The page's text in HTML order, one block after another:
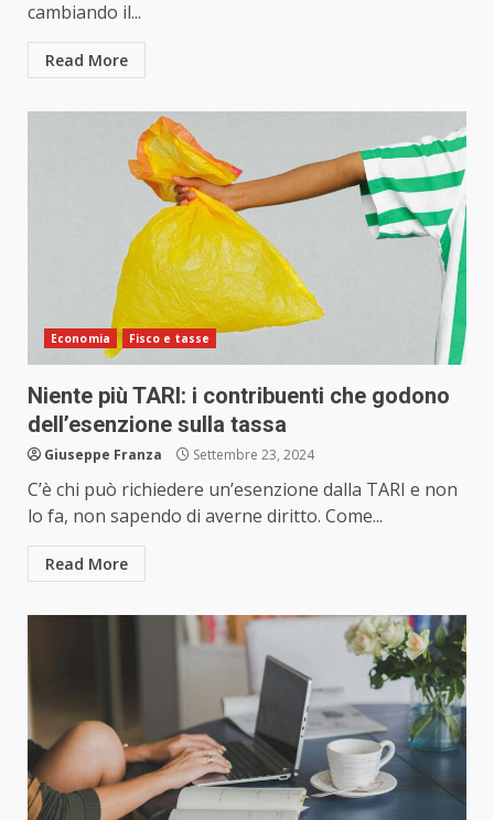
cambiando il...
Read More
Economia Fisco e tasse
Niente più TARI: i contribuenti che godono
dell’esenzione sulla tassa
Giuseppe Franza Settembre 23, 2024
C’è chi può richiedere un’esenzione dalla TARI e non
lo fa, non sapendo di averne diritto. Come...
Read More